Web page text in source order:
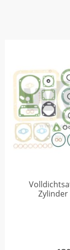
Zylinder